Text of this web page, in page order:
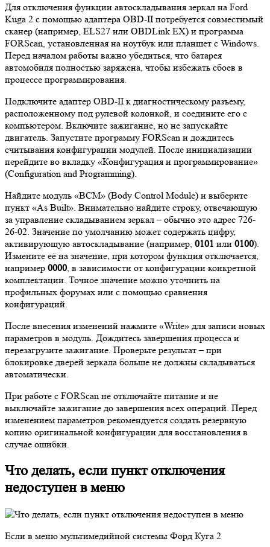
Для отключения функции автоскладывания зеркал на Ford
Kuga 2 с помощью адаптера OBD-II потребуется совместимый
сканер (например, ELS27 или OBDLink EX) и программа
FORScan, установленная на ноутбук или планшет с Windows.
Перед началом работы важно убедиться, что батарея
автомобиля полностью заряжена, чтобы избежать сбоев в
процессе программирования.
Подключите адаптер OBD-II к диагностическому разъему,
расположенному под рулевой колонкой, и соедините его с
компьютером. Включите зажигание, но не запускайте
двигатель. Запустите программу FORScan и дождитесь
считывания конфигурации модулей. После инициализации
перейдите во вкладку «Конфигурация и программирование»
(Configuration and Programming).
Найдите модуль «BCM» (Body Control Module) и выберите
пункт «As Built». Внимательно найдите строку, отвечающую
за управление складыванием зеркал – обычно это адрес 726-
26-02. Значение по умолчанию может содержать цифру,
активирующую автоскладывание (например, 0101 или 0100).
Измените её на значение, при котором функция отключается,
например 0000, в зависимости от конфигурации конкретной
комплектации. Точное значение можно уточнить на
профильных форумах или с помощью сравнения
конфигураций.
После внесения изменений нажмите «Write» для записи новых
параметров в модуль. Дождитесь завершения процесса и
перезагрузите зажигание. Проверьте результат – при
блокировке дверей зеркала больше не должны складываться
автоматически.
При работе с FORScan не отключайте питание и не
выключайте зажигание до завершения всех операций. Перед
изменением параметров рекомендуется создать резервную
копию оригинальной конфигурации для восстановления в
случае ошибки.
Что делать, если пункт отключения
недоступен в меню
Если в меню мультимедийной системы Форд Куга 2